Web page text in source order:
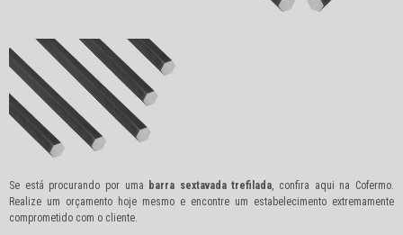
Se está procurando por uma barra sextavada trefilada, confira aqui na Cofermo.
Realize um orçamento hoje mesmo e encontre um estabelecimento extremamente
comprometido com o cliente.